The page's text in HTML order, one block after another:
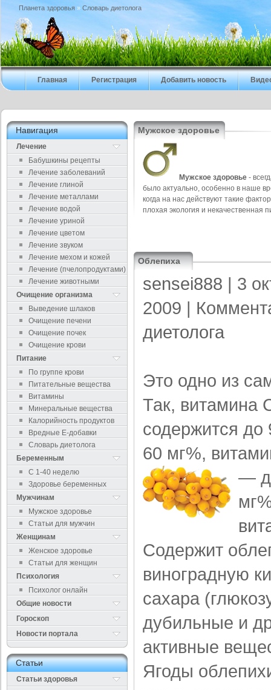
Планета здоровья » Cловарь диетолога
Главная Регистрация Добавить новость
Навигация
Лечение
Бабушкины рецепты
Лечение заболеваний
Лечение глиной
Лечение металлами
Лечение водой
Лечение уриной
Лечение цветом
Лечение звуком
Лечение мехом и кожей
Лечение (пчелопродуктами)
Лечение животными
Очищение организма
Выведение шлаков
Очищение печени
Очищение почек
Очищение крови
Питание
По группе крови
Питательные вещества
Витамины
Минеральные вещества
Калорийность продуктов
Вредные Е-добавки
Словарь диетолога
Беременным
С 1-40 неделю
Здоровье беременных
Мужчинам
Мужское здоровье
Статьи для мужчин
Женщинам
Женское здоровье
Статьи для женщин
Психология
Психолог онлайн
Общие новости
Гороскоп
Новости портала
Cтатьи
Статьи здоровья
Мужское здоровье
Мужское здоровье -
было актуально, особенно в наше
когда на нас действуют такие
плохая экология и некачественная
Облепиха
sensei888 | 3
2009 |
диетолога
Это одно из
Так, витамина
содержится
60 мг%,
—
Содержит
виноградную
сахара
дубильные и
активные
Ягоды